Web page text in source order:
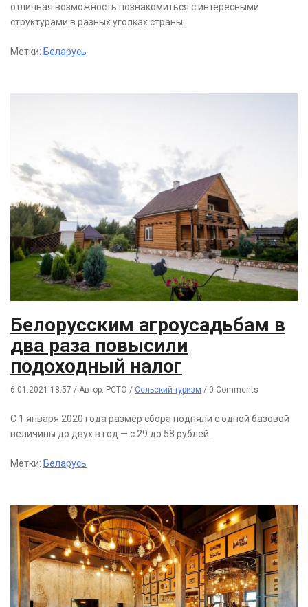
отличная возможность познакомиться с интересными
структурами в разных уголках страны.
Метки: Беларусь
Белорусским агроусадьбам в
два раза повысили
подоходный налог
6.01.2021 18:57 / Автор: РСТО / Сельский туризм / 0 Comments
С 1 января 2020 года размер сбора подняли с одной базовой
величины до двух в год — с 29 до 58 рублей.
Метки: Беларусь